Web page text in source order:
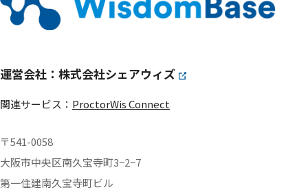
運営会社：株式会社シェアウィズ
関連サービス： ProctorWis Connect
〒541-0058
大阪市中央区南久宝寺町3−2−7
第一住建南久宝寺町ビル